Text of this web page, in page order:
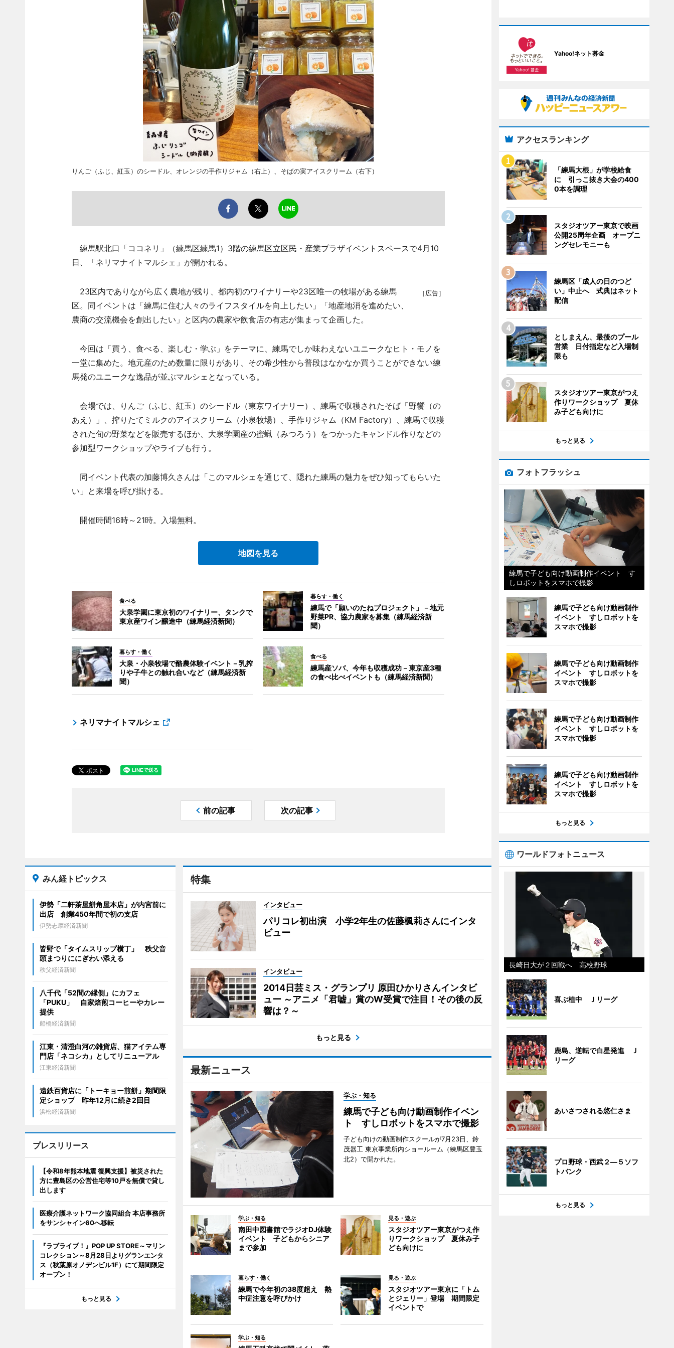
りんご（ふじ、紅玉）のシードル、オレンジの手作りジャム（右上）、そばの実アイスクリーム（右下）
練馬駅北口「ココネリ」（練馬区練馬1）3階の練馬区立区民・産業プラザイベントスペースで4月10
日、「ネリマナイトマルシェ」が開かれる。
［広告］
23区内でありながら広く農地が残り、都内初のワイナリーや23区唯一の牧場がある練馬
区。同イベントは「練馬に住む人々のライフスタイルを向上したい」「地産地消を進めたい、
農商の交流機会を創出したい」と区内の農家や飲食店の有志が集まって企画した。
今回は「買う、食べる、楽しむ・学ぶ」をテーマに、練馬でしか味わえないユニークなヒト・モノを
一堂に集めた。地元産のため数量に限りがあり、その希少性から普段はなかなか買うことができない練
馬発のユニークな逸品が並ぶマルシェとなっている。
会場では、りんご（ふじ、紅玉）のシードル（東京ワイナリー）、練馬で収穫されたそば「野饗（の
あえ）」、搾りたてミルクのアイスクリーム（小泉牧場）、手作りジャム（KM Factory）、練馬で収穫
された旬の野菜などを販売するほか、大泉学園産の蜜蝋（みつろう）をつかったキャンドル作りなどの
参加型ワークショップやライブも行う。
同イベント代表の加藤博久さんは「このマルシェを通じて、隠れた練馬の魅力をぜひ知ってもらいた
い」と来場を呼び掛ける。
開催時間16時～21時。入場無料。
地図を見る
食べる
大泉学園に東京初のワイナリー、タンクで
東京産ワイン醸造中（練馬経済新聞）
暮らす・働く
練馬で「願いのたねプロジェクト」－地元
野菜PR、協力農家を募集（練馬経済新
聞）
暮らす・働く
大泉・小泉牧場で酪農体験イベント－乳搾
りや子牛との触れ合いなど（練馬経済新
聞）
食べる
練馬産ソバ、今年も収穫成功－東京産3種
の食べ比べイベントも（練馬経済新聞）
ネリマナイトマルシェ
前の記事 次の記事
特集
インタビュー
パリコレ初出演 小学2年生の佐藤楓莉さんにインタ
ビュー
インタビュー
2014日芸ミス・グランプリ 原田ひかりさんインタビ
ュー ～アニメ「君嘘」賞のW受賞で注目！その後の反
響は？～
もっと見る
最新ニュース
学ぶ・知る
練馬で子ども向け動画制作イベン
ト すしロボットをスマホで撮影
子ども向けの動画制作スクールが7月23日、鈴
茂器工 東京事業所内ショールーム（練馬区豊玉
北2）で開かれた。
学ぶ・知る
南田中図書館でラジオDJ体験
イベント 子どもからシニア
まで参加
見る・遊ぶ
スタジオツアー東京がつえ作
りワークショップ 夏休み子
ども向けに
暮らす・働く
練馬で今年初の38度超え 熱
中症注意を呼びかけ
見る・遊ぶ
スタジオツアー東京に「トム
とジェリー」登場 期間限定
イベントで
学ぶ・知る
みん経トピックス
伊勢「二軒茶屋餅角屋本店」が内宮前に
出店 創業450年間で初の支店
伊勢志摩経済新聞
皆野で「タイムスリップ横丁」 秩父音
頭まつりににぎわい添える
秩父経済新聞
八千代「52間の縁側」にカフェ
「PUKU」 自家焙煎コーヒーやカレー
提供
船橋経済新聞
江東・清澄白河の雑貨店、猫アイテム専
門店「ネコシカ」としてリニューアル
江東経済新聞
遠鉄百貨店に「トーキョー煎餅」期間限
定ショップ 昨年12月に続き2回目
浜松経済新聞
プレスリリース
【令和8年熊本地震 復興支援】被災された
方に豊島区の公営住宅等10戸を無償で貸し
出します
医療介護ネットワーク協同組合 本店事務所
をサンシャイン60へ移転
『ラブライブ！』POP UP STORE～マリン
コレクション～8月28日よりグランエンタ
ス（秋葉原オノデンビル1F）にて期間限定
オープン！
もっと見る
Yahoo!ネット募金
アクセスランキング
「練馬大根」が学校給食
に 引っこ抜き大会の400
0本を調理
スタジオツアー東京で映画
公開25周年企画 オープニ
ングセレモニーも
練馬区「成人の日のつど
い」中止へ 式典はネット
配信
としまえん、最後のプール
営業 日付指定など入場制
限も
スタジオツアー東京がつえ
作りワークショップ 夏休
み子ども向けに
もっと見る
フォトフラッシュ
練馬で子ども向け動画制作イベント す
しロボットをスマホで撮影
練馬で子ども向け動画制作
イベント すしロボットを
スマホで撮影
練馬で子ども向け動画制作
イベント すしロボットを
スマホで撮影
練馬で子ども向け動画制作
イベント すしロボットを
スマホで撮影
練馬で子ども向け動画制作
イベント すしロボットを
スマホで撮影
もっと見る
ワールドフォトニュース
長崎日大が２回戦へ 高校野球
喜ぶ植中 Ｊリーグ
鹿島、逆転で白星発進 Ｊ
リーグ
あいさつされる悠仁さま
プロ野球・西武２―５ソフ
トバンク
もっと見る